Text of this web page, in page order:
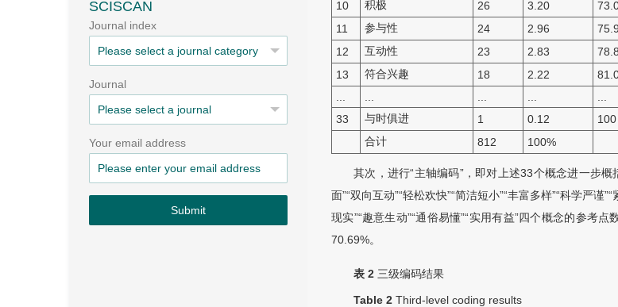
SCISCAN
Journal index
Journal
Your email address
Submit
10
积极 26 3.20
11
参与性 24 2.96
12
互动性 23 2.83
13
符合兴趣 18 2.22
...
... ... ... ...
33
与时俱进 1 0.12 100
合计
812 100%
其次，进行“主轴编码”，即对上述33个概念进一步概
面”“双向互动”“轻松欢快”“简洁短小”“丰富多样”“科学严谨
现实”“趣意生动”“通俗易懂”“实用有益”四个概念的参考
70.69%。
表 2 三级编码结果
Table 2 Third-level coding results